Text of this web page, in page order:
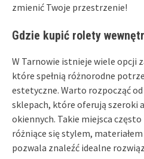
zmienić Twoje przestrzenie!
Gdzie kupić rolety
W Tarnowie istnieje wiele opcji
które spełnią różnorodne
estetyczne. Warto rozpocząć
sklepach, które oferują szeroki
okiennych. Takie miejsca
różniące się stylem,
pozwala znaleźć idealne